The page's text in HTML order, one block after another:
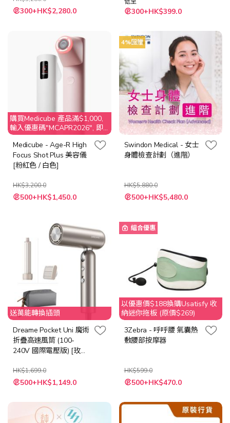
300+HK$2,280.0 300+HK$399.0
購買Medicube 產品滿$1,000,
輸入優惠碼"MCAPR2026", 即
享$50 折扣
Medicube - Age-R High
Focus Shot Plus 美容儀
[粉紅色 / 白色]
HK$3,200.0
500+HK$1,450.0
4%回贈
Swindon Medical - 女士
身體檢查計劃（進階）
HK$5,880.0
特
殊 500+HK$5,480.0
送萬能轉換插頭
Dreame Pocket Uni 魔術
折疊高速風筒 (100-
240V 國際電壓版) [玫瑰
HK$1,699.0
500+HK$1,149.0
組合優惠
以優惠價$188換購Usatisfy 收
納迷你拖板 (原價$269)
3Zebra - 呼呼腰 氣囊熱
敷腰部按摩器
HK$599.0
特
殊
格
500+HK$470.0